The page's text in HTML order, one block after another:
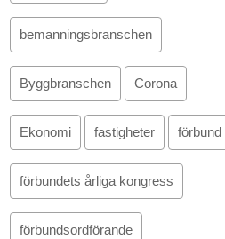
bemanningsbranschen
Byggbranschen Corona
Ekonomi fastigheter förbund
förbundets årliga kongress
förbundsordförande